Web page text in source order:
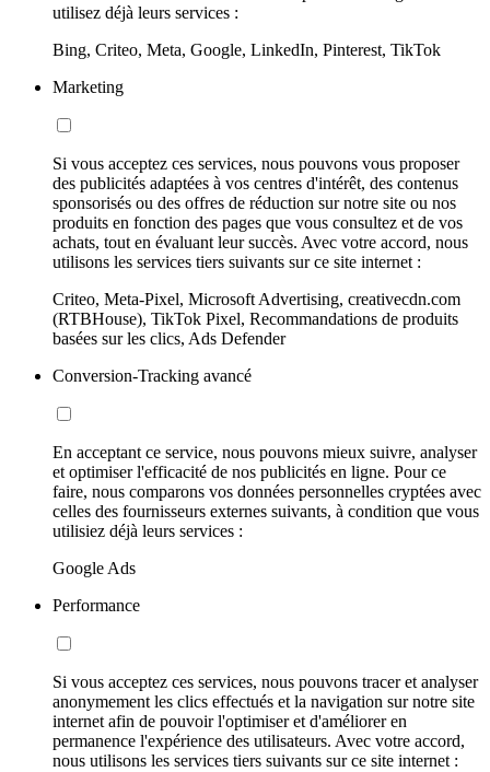
utilisez déjà leurs services :
Bing, Criteo, Meta, Google, LinkedIn, Pinterest, TikTok
Marketing
Si vous acceptez ces services, nous pouvons vous proposer
des publicités adaptées à vos centres d'intérêt, des contenus
sponsorisés ou des offres de réduction sur notre site ou nos
produits en fonction des pages que vous consultez et de vos
achats, tout en évaluant leur succès. Avec votre accord, nous
utilisons les services tiers suivants sur ce site internet :
Criteo, Meta-Pixel, Microsoft Advertising, creativecdn.com
(RTBHouse), TikTok Pixel, Recommandations de produits
basées sur les clics, Ads Defender
Conversion-Tracking avancé
En acceptant ce service, nous pouvons mieux suivre, analyser
et optimiser l'efficacité de nos publicités en ligne. Pour ce
faire, nous comparons vos données personnelles cryptées avec
celles des fournisseurs externes suivants, à condition que vous
utilisiez déjà leurs services :
Google Ads
Performance
Si vous acceptez ces services, nous pouvons tracer et analyser
anonymement les clics effectués et la navigation sur notre site
internet afin de pouvoir l'optimiser et d'améliorer en
permanence l'expérience des utilisateurs. Avec votre accord,
nous utilisons les services tiers suivants sur ce site internet :